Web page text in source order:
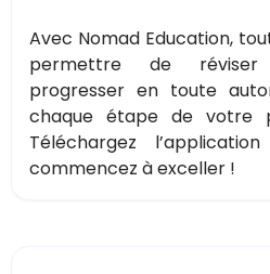
Avec Nomad Education,
permettre de réviser
progresser en toute
chaque étape de votre
Téléchargez
commencez à exceller !